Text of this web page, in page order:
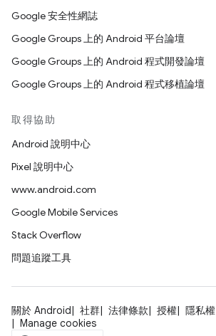
Google 安全性網誌
Google Groups 上的 Android 平台論壇
Google Groups 上的 Android 程式開發論壇
Google Groups 上的 Android 程式移植論壇
取得協助
Android 說明中心
Pixel 說明中心
www.android.com
Google Mobile Services
Stack Overflow
問題追蹤工具
關於 Android 社群 法律條款 授權 隱私權
Manage cookies